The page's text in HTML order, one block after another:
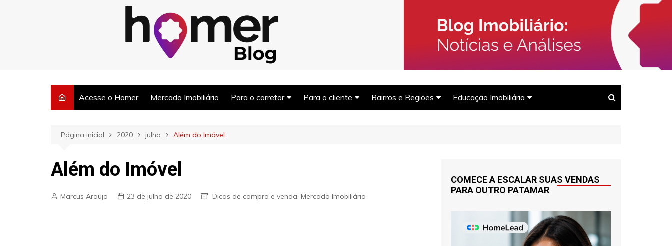
Blog Homer: Mercado Imobiliário, Corretores e
Posts semanais sobre o mercado imobiliário e dicas para corretores imobiliários encontrarem parceiros e venderem mais.
Acesse o Homer Mercado Imobiliário Para o corretor Para o cliente Bairros e Regiões Educação Imobiliária
Página inicial 2020 julho Além do Imóvel
Além do Imóvel
Marcus Araujo 23 de julho de 2020 Dicas de compra e venda, Mercado Imobiliário
COMECE A ESCALAR SUAS VENDAS
PARA OUTRO PATAMAR